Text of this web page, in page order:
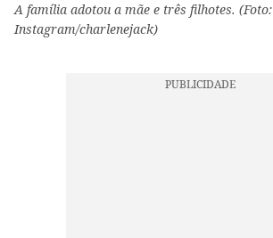
A família adotou a mãe e três filhotes. (Foto:
Instagram/charlenejack)